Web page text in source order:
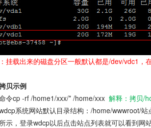
挂载出来的磁盘分区一般默认都是/dev/vdc1，
贝示例
令cp -rf /home1/xxx/* /home/xxx 解释：拷贝/
系统网站默认目录结构：/home/wwwroot/
示，登录wdcp以后点击站点列表就可以看到网